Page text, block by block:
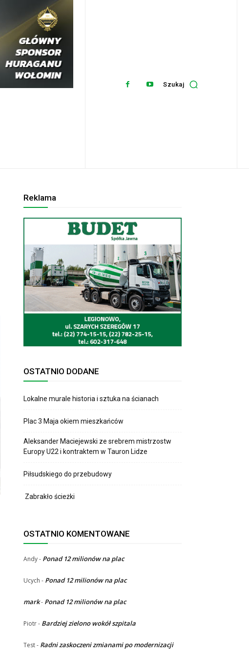
Szukaj
Reklama
OSTATNIO DODANE
Lokalne murale historia i sztuka na ścianach
Plac 3 Maja okiem mieszkańców
Aleksander Maciejewski ze srebrem mistrzostw
Europy U22 i kontraktem w Tauron Lidze
Piłsudskiego do przebudowy
Zabrakło ścieżki
OSTATNIO KOMENTOWANE
Andy- Ponad 12 milionów na plac
Ucych - Ponad 12 milionów na plac
mark- Ponad 12 milionów na plac
Piotr- Bardziej zielono wokół szpitala
Test- Radni zaskoczeni zmianami po modernizacji